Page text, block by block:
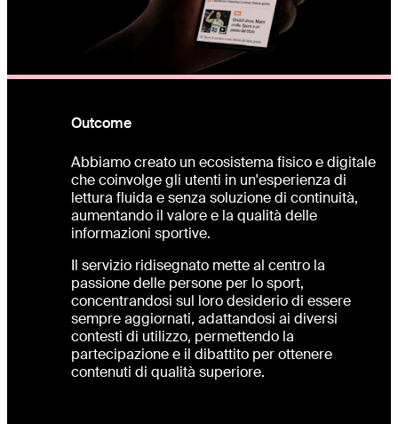
Outcome
Abbiamo creato un ecosistema fisico e digitale
che coinvolge gli utenti in un'esperienza di
lettura fluida e senza soluzione di continuità,
aumentando il valore e la qualità delle
informazioni sportive.
Il servizio ridisegnato mette al centro la
passione delle persone per lo sport,
concentrandosi sul loro desiderio di essere
sempre aggiornati, adattandosi ai diversi
contesti di utilizzo, permettendo la
partecipazione e il dibattito per ottenere
contenuti di qualità superiore.